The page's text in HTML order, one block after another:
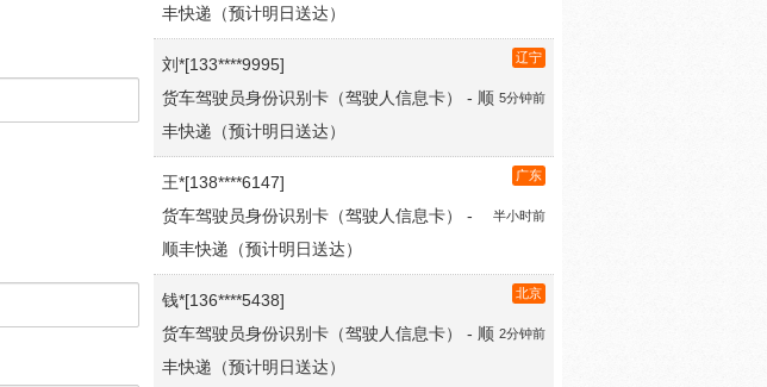
刘*[133****9995]
5分钟前
货车驾驶员身份识别卡（驾驶人信息卡） - 顺
丰快递（预计明日送达）
王*[138****6147]
半小时前
货车驾驶员身份识别卡（驾驶人信息卡） -
顺丰快递（预计明日送达）
钱*[136****5438]
2分钟前
货车驾驶员身份识别卡（驾驶人信息卡） - 顺
丰快递（预计明日送达）
符*[139****1237]